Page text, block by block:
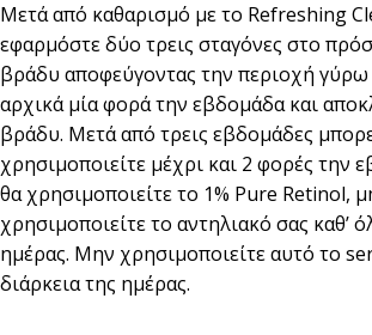
Μετά από καθαρισμό με το Refreshing
εφαρμόστε δύο τρεις σταγόνες στο
βράδυ αποφεύγοντας την περιοχή γύρω
αρχικά μία φορά την εβδομάδα και
βράδυ. Μετά από τρεις εβδομάδες
χρησιμοποιείτε μέχρι και 2 φορές την
θα χρησιμοποιείτε το 1% Pure Retinol,
χρησιμοποιείτε το αντηλιακό σας καθ’
ημέρας. Μην χρησιμοποιείτε αυτό το
διάρκεια της ημέρας.